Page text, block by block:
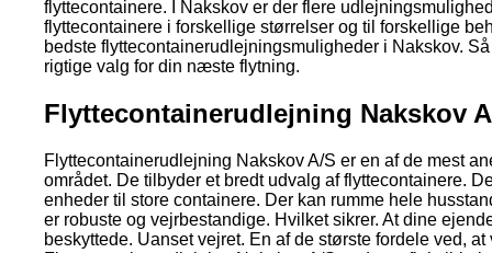
flyttecontainere. I Nakskov er der flere
flyttecontainere i forskellige størrelser og til forskellige
bedste flyttecontainerudlejningsmuligheder i Nakskov.
rigtige valg for din næste flytning.
Flyttecontainerudlejning Nakskov
Flyttecontainerudlejning Nakskov A/S er en af de mest
området. De tilbyder et bredt udvalg af flyttecontainere.
enheder til store containere. Der kan rumme hele
er robuste og vejrbestandige. Hvilket sikrer. At dine
beskyttede. Uanset vejret. En af de største fordele ved,